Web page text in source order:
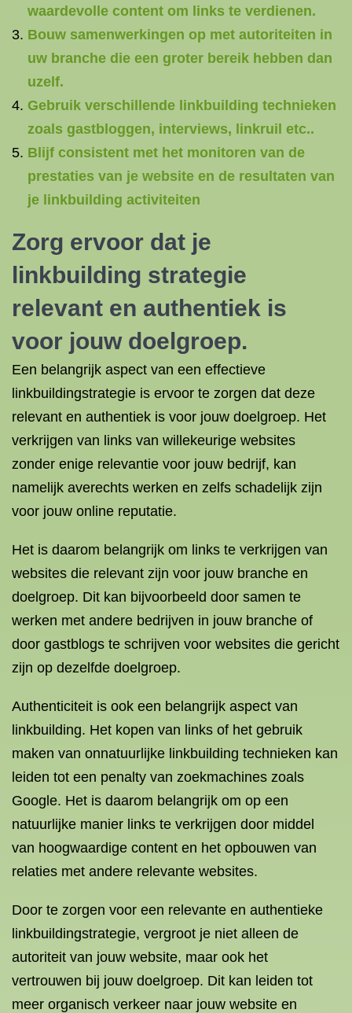
waardevolle content om links te verdienen.
Bouw samenwerkingen op met autoriteiten in
uw branche die een groter bereik hebben dan
uzelf.
Gebruik verschillende linkbuilding technieken
zoals gastbloggen, interviews, linkruil etc..
Blijf consistent met het monitoren van de
prestaties van je website en de resultaten van
je linkbuilding activiteiten
Zorg ervoor dat je
linkbuilding strategie
relevant en authentiek is
voor jouw doelgroep.
Een belangrijk aspect van een effectieve
linkbuildingstrategie is ervoor te zorgen dat deze
relevant en authentiek is voor jouw doelgroep. Het
verkrijgen van links van willekeurige websites
zonder enige relevantie voor jouw bedrijf, kan
namelijk averechts werken en zelfs schadelijk zijn
voor jouw online reputatie.
Het is daarom belangrijk om links te verkrijgen van
websites die relevant zijn voor jouw branche en
doelgroep. Dit kan bijvoorbeeld door samen te
werken met andere bedrijven in jouw branche of
door gastblogs te schrijven voor websites die gericht
zijn op dezelfde doelgroep.
Authenticiteit is ook een belangrijk aspect van
linkbuilding. Het kopen van links of het gebruik
maken van onnatuurlijke linkbuilding technieken kan
leiden tot een penalty van zoekmachines zoals
Google. Het is daarom belangrijk om op een
natuurlijke manier links te verkrijgen door middel
van hoogwaardige content en het opbouwen van
relaties met andere relevante websites.
Door te zorgen voor een relevante en authentieke
linkbuildingstrategie, vergroot je niet alleen de
autoriteit van jouw website, maar ook het
vertrouwen bij jouw doelgroep. Dit kan leiden tot
meer organisch verkeer naar jouw website en